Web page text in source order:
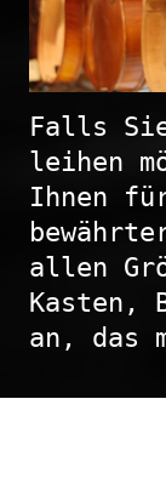
Falls
leihen
Ihnen
allen
Kasten,